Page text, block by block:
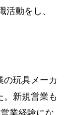
動をし、
の玩具メーカ
。新規営業も
業経験にな